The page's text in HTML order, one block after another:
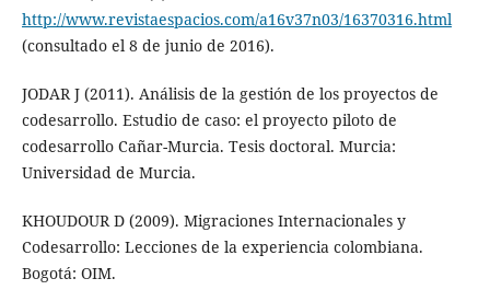
http://www.revistaespacios.com/a16v37n03/16370316.html
(consultado el 8 de junio de 2016).
JODAR J (2011). Análisis de la gestión de los proyectos de
codesarrollo. Estudio de caso: el proyecto piloto de
codesarrollo Cañar-Murcia. Tesis doctoral. Murcia:
Universidad de Murcia.
KHOUDOUR D (2009). Migraciones Internacionales y
Codesarrollo: Lecciones de la experiencia colombiana.
Bogotá: OIM.